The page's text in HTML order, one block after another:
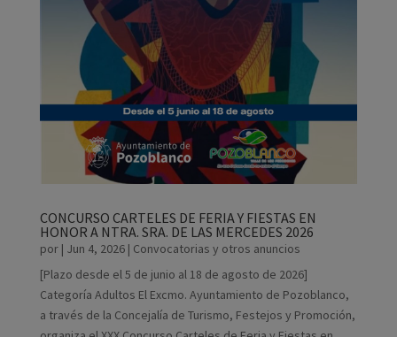
CONCURSO CARTELES DE FERIA Y FIESTAS EN
HONOR A NTRA. SRA. DE LAS MERCEDES 2026
por | Jun 4, 2026| Convocatorias y otros anuncios
[Plazo desde el 5 de junio al 18 de agosto de 2026]
Categoría Adultos El Excmo. Ayuntamiento de Pozoblanco,
a través de la Concejalía de Turismo, Festejos y Promoción,